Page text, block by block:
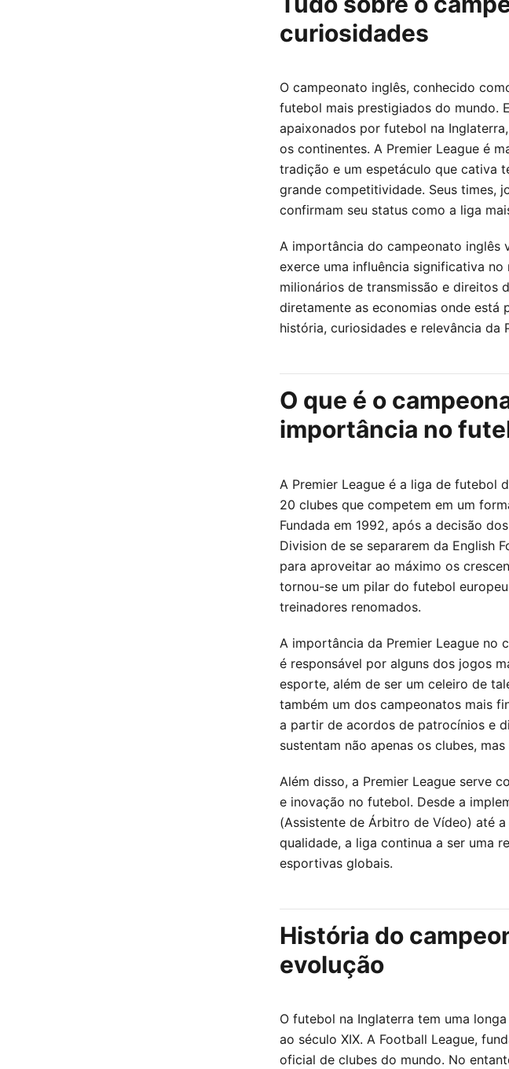
curiosidades
O campeonato inglês, conhecido
futebol mais prestigiados do mundo.
apaixonados por futebol na
os continentes. A Premier League é
tradição e um espetáculo que cativa
grande competitividade. Seus times,
confirmam seu status como a liga
A importância do campeonato inglês
exerce uma influência significativa
milionários de transmissão e direitos
diretamente as economias onde está
história, curiosidades e relevância da
O que é o
importância no
A Premier League é a liga de futebol
20 clubes que competem em um
Fundada em 1992, após a decisão
Division de se separarem da English
para aproveitar ao máximo os
tornou-se um pilar do futebol
treinadores renomados.
A importância da Premier League no
é responsável por alguns dos jogos
esporte, além de ser um celeiro de
também um dos campeonatos mais
a partir de acordos de patrocínios e
sustentam não apenas os clubes,
Além disso, a Premier League serve
e inovação no futebol. Desde a
(Assistente de Árbitro de Vídeo) até
qualidade, a liga continua a ser uma
esportivas globais.
História do
evolução
O futebol na Inglaterra tem uma
ao século XIX. A Football League,
oficial de clubes do mundo. No